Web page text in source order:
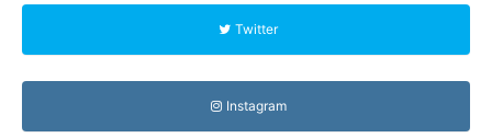
Twitter
Instagram